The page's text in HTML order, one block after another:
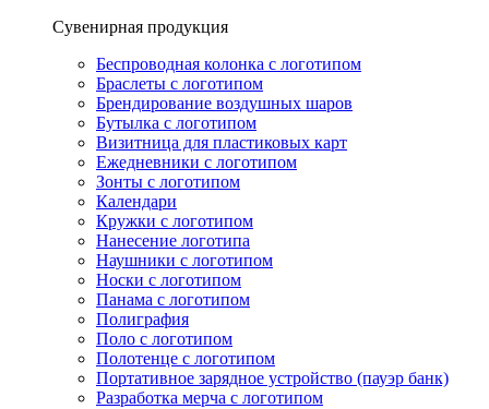
Сувенирная продукция
Беспроводная колонка с логотипом
Браслеты с логотипом
Брендирование воздушных шаров
Бутылка с логотипом
Визитница для пластиковых карт
Ежедневники с логотипом
Зонты с логотипом
Календари
Кружки с логотипом
Нанесение логотипа
Наушники с логотипом
Носки с логотипом
Панама с логотипом
Полиграфия
Поло с логотипом
Полотенце с логотипом
Портативное зарядное устройство (пауэр банк)
Разработка мерча с логотипом